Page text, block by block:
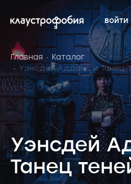
войти
Главная
Каталог
Уэнсдей Аддамс и Танец
Уэнсдей
Танец